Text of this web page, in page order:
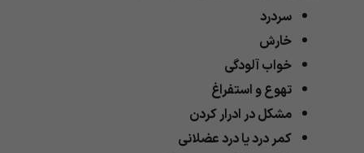
سردرد
خارش
خواب آلودگی
تهوع و استفراغ
مشکل در ادرار کردن
کمر درد یا درد عضلانی